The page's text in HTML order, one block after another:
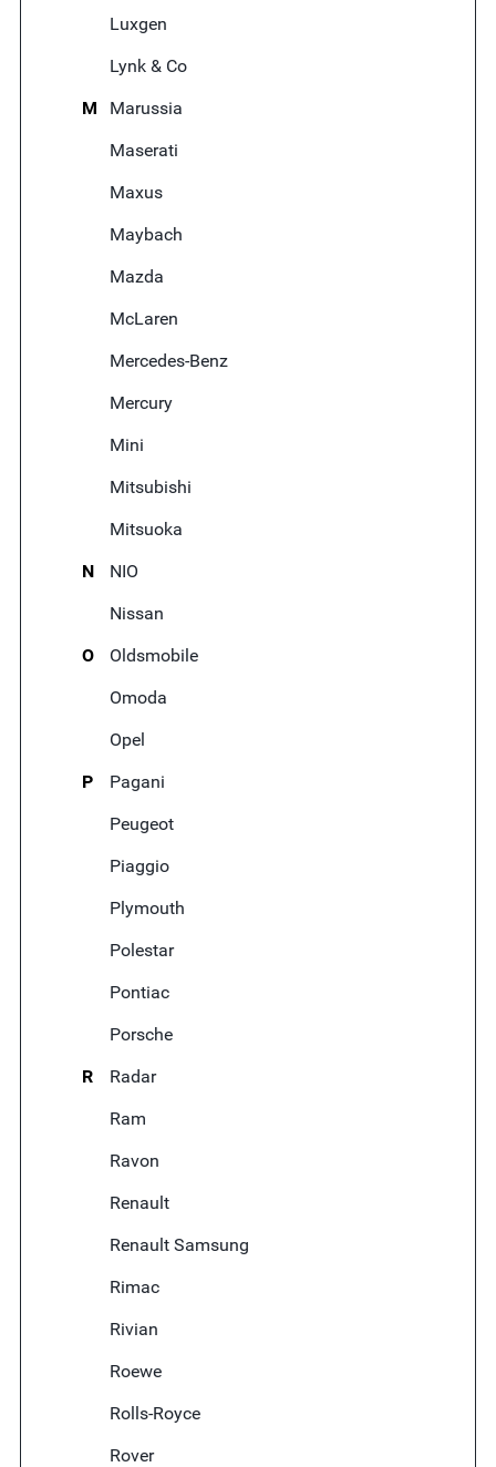
Luxgen
Lynk & Co
M
Marussia
Maserati
Maxus
Maybach
Mazda
McLaren
Mercedes-Benz
Mercury
Mini
Mitsubishi
Mitsuoka
N
NIO
Nissan
O
Oldsmobile
Omoda
Opel
P
Pagani
Peugeot
Piaggio
Plymouth
Polestar
Pontiac
Porsche
R
Radar
Ram
Ravon
Renault
Renault Samsung
Rimac
Rivian
Roewe
Rolls-Royce
Rover